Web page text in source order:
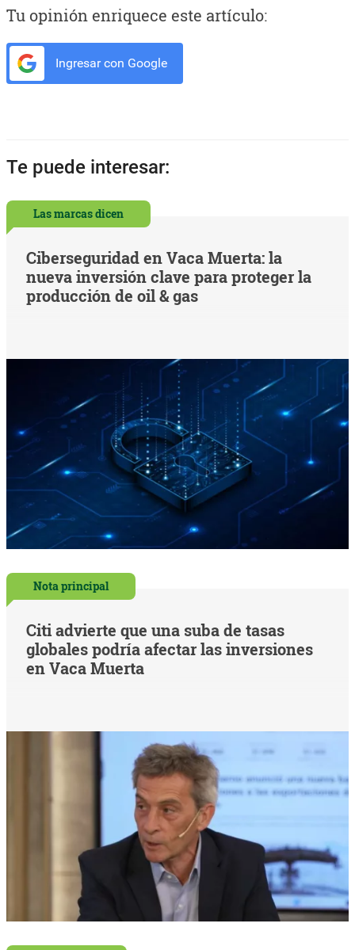
Tu opinión enriquece este artículo:
Ingresar con Google
Te puede interesar:
Las marcas dicen
Ciberseguridad en Vaca Muerta: la
nueva inversión clave para proteger la
producción de oil & gas
Nota principal
Citi advierte que una suba de tasas
globales podría afectar las inversiones
en Vaca Muerta